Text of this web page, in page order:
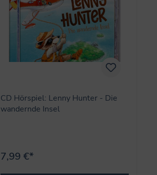
CD Hörspiel: Lenny Hunter - Die
wandernde Insel
7,99 €*